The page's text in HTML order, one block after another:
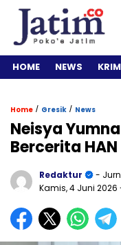
HOME NEWS
Home / Gresik / News
Neisya
Bercerita
Redaktur
-
Kamis, 4 Juni 2026